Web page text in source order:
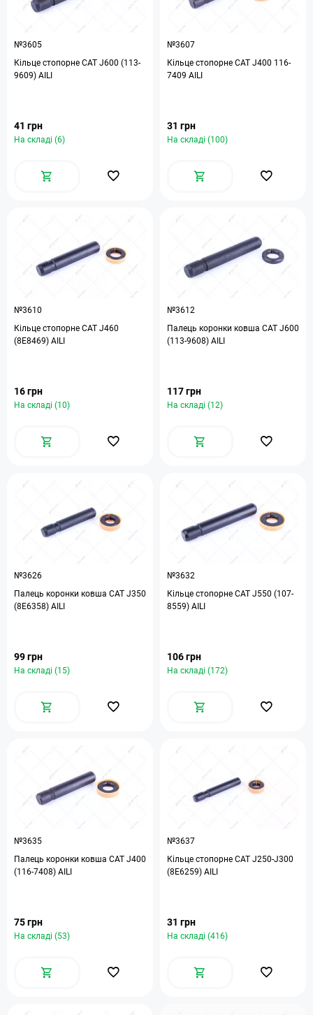
№3605
Кільце стопорне САТ J600 (113-
9609) AILI
41 грн
На складі (6)
№3607
Кільце стопорне САТ J400 116-
7409 AILI
31 грн
На складі (100)
№3610
Кільце стопорне САТ J460
(8E8469) AILI
16 грн
На складі (10)
№3612
Палець коронки ковша САТ J600
(113-9608) AILI
117 грн
На складі (12)
№3626
Палець коронки ковша САТ J350
(8E6358) AILI
99 грн
На складі (15)
№3632
Кільце стопорне САТ J550 (107-
8559) AILI
106 грн
На складі (172)
№3635
Палець коронки ковша САТ J400
(116-7408) AILI
75 грн
На складі (53)
№3637
Кільце стопорне САТ J250-J300
(8E6259) AILI
31 грн
На складі (416)